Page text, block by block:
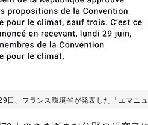
日、フランス環境省が発表した「エマニ